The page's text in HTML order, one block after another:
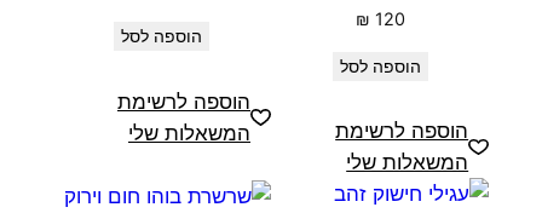
₪ 120
הוספה לסל
הוספה לרשימת
המשאלות שלי
הוספה לסל
הוספה לרשימת
המשאלות שלי